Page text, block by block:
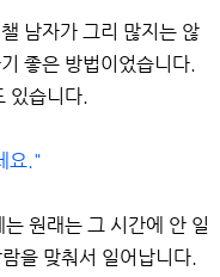
남자가 그리 많지는 않
좋은 방법이었습니다.
있습니다.
요."
원래는 그 시간에 안 일
을 맞춰서 일어납니다.